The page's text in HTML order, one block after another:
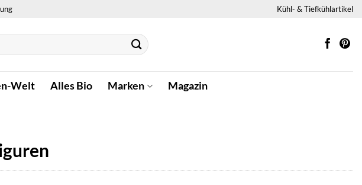
Kühl- & Tiefkühlartikel
Welt Alles Bio Marken Magazin